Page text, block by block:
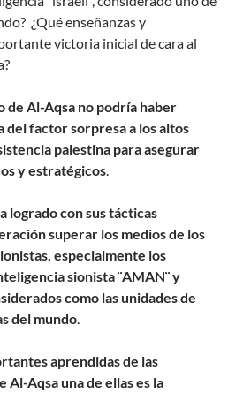
¿Qué enseñanzas y
victoria inicial de cara al
de Al-Aqsa no podría haber
factor sorpresa a los altos
palestina para asegurar
y estratégicos
logrado con sus tácticas
superar los medios de los
especialmente los
sionista ¨AMAN¨ y
como las unidades de
del mundo
aprendidas de las
Aqsa una de ellas es la